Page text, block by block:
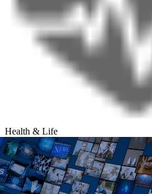
Health & Life